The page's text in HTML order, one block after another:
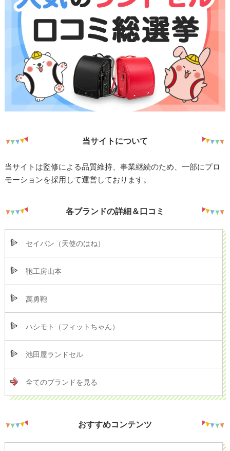
当サイトについて
当サイトは監修による品質維持、事業継続のため、一部にプロ
モーションを採用して運営しております。
各ブランドの詳細＆口コミ
セイバン（天使のはね）
鞄工房山本
萬勇鞄
ハシモト（フィットちゃん）
池田屋ランドセル
全てのブランドを見る
おすすめコンテンツ